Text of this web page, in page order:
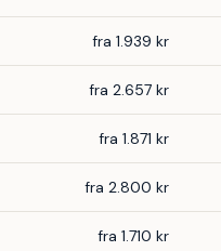
fra 1.939 kr
fra 2.657 kr
fra 1.871 kr
fra 2.800 kr
fra 1.710 kr